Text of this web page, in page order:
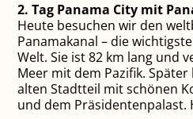
2. Tag Panama City mit
Heute besuchen wir den
Panamakanal – die
Welt. Sie ist 82 km lang und
Meer mit dem Pazifik.
alten Stadtteil mit schönen
und dem